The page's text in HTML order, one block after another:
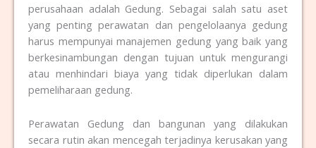
perusahaan adalah Gedung. Sebagai salah satu aset
yang penting perawatan dan pengelolaanya gedung
harus mempunyai manajemen gedung yang baik yang
berkesinambungan dengan tujuan untuk mengurangi
atau menhindari biaya yang tidak diperlukan dalam
pemeliharaan gedung.
Perawatan Gedung dan bangunan yang dilakukan
secara rutin akan mencegah terjadinya kerusakan yang